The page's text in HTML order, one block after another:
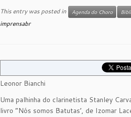
This entry was posted in Agenda do Choro
imprensabr
Leonor Bianchi
Uma palhinha do clarinetista Stanley
livro “Nós somos Batutas’, de Izomar